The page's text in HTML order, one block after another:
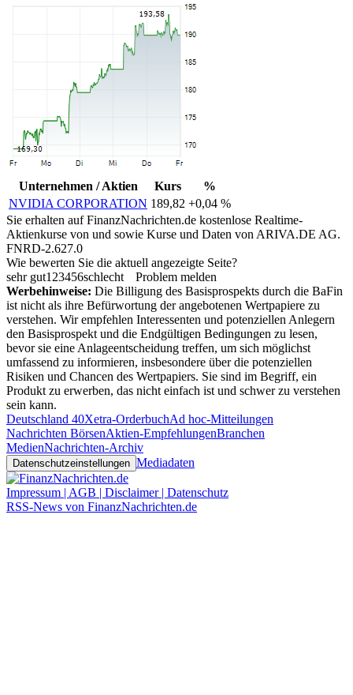
Unternehmen / Aktien Kurs
%
NVIDIA CORPORATION 189,82 +0,04 %
Sie erhalten auf FinanzNachrichten.de kostenlose Realtime-
Aktienkurse von und sowie Kurse und Daten von ARIVA.DE AG.
FNRD-2.627.0
Wie bewerten Sie die aktuell angezeigte Seite?
sehr gut1 23456schlecht
Problem melden
Werbehinweise: Die Billigung des Basisprospekts durch die BaFin
ist nicht als ihre Befürwortung der angebotenen Wertpapiere zu
verstehen. Wir empfehlen Interessenten und potenziellen Anlegern
den Basisprospekt und die Endgültigen Bedingungen zu lesen,
bevor sie eine Anlageentscheidung treffen, um sich möglichst
umfassend zu informieren, insbesondere über die potenziellen
Risiken und Chancen des Wertpapiers. Sie sind im Begriff, ein
Produkt zu erwerben, das nicht einfach ist und schwer zu verstehen
sein kann.
Deutschland 40Xetra-OrderbuchAd hoc-Mitteilungen
Nachrichten BörsenAktien-EmpfehlungenBranchen
MedienNachrichten-Archiv
Datenschutzeinstellungen Mediadaten
Impressum | AGB | Disclaimer | Datenschutz
RSS-News von FinanzNachrichten.de